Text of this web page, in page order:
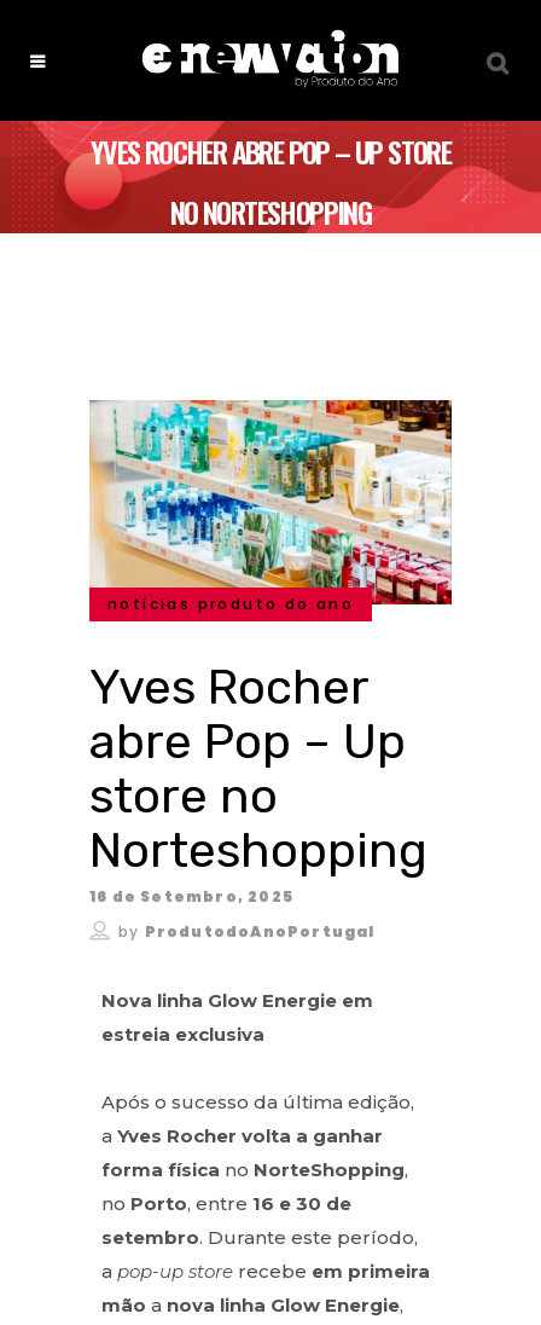
YVES ROCHER ABRE POP – UP STORE
NO NORTESHOPPING
notícias produto do ano
Yves Rocher
abre Pop – Up
store no
Norteshopping
16 de Setembro, 2025
by ProdutodoAnoPortugal
Nova linha Glow Energie em
estreia exclusiva
Após o sucesso da última edição,
a Yves Rocher volta a ganhar
forma física no NorteShopping,
no Porto, entre 16 e 30 de
setembro. Durante este período,
a pop-up store recebe em primeira
mão a nova linha Glow Energie,